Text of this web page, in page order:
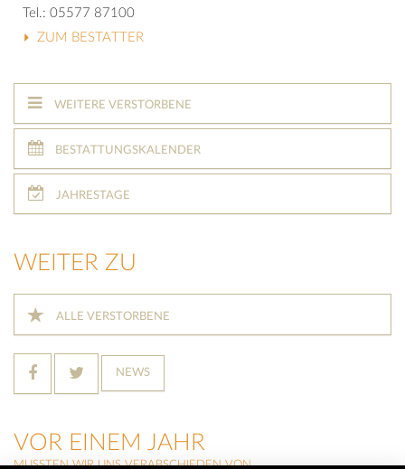
Tel.: 05577 87100
ZUM BESTATTER
WEITERE VERSTORBENE
BESTATTUNGSKALENDER
JAHRESTAGE
WEITER ZU
ALLE VERSTORBENE
NEWS
VOR EINEM JAHR
MUSSTEN WIR UNS VERABSCHIEDEN VON